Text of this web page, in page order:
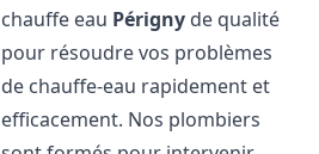
chauffe eau Périgny de qualité
pour résoudre vos problèmes
de chauffe-eau rapidement et
efficacement. Nos plombiers